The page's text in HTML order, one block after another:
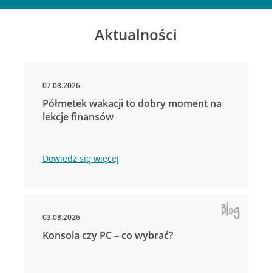
Aktualności
07.08.2026
Półmetek wakacji to dobry moment na
lekcje finansów
Dowiedz się więcej
03.08.2026
Konsola czy PC – co wybrać?